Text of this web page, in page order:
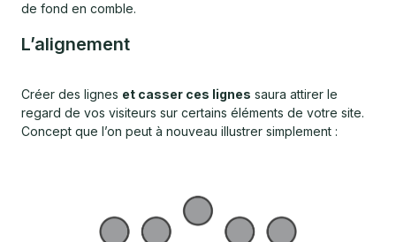
de fond en comble.
L’alignement
Créer des lignes et casser ces lignes saura attirer le
regard de vos visiteurs sur certains éléments de votre site.
Concept que l’on peut à nouveau illustrer simplement :